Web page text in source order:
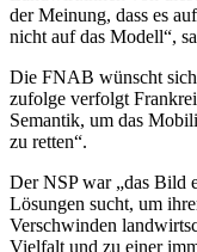
der Meinung, dass es
nicht auf das Modell“,
Die FNAB wünscht
zufolge verfolgt
Semantik, um das
zu retten“.
Der NSP war „das Bild
Lösungen sucht, um
Verschwinden
Vielfalt und zu einer